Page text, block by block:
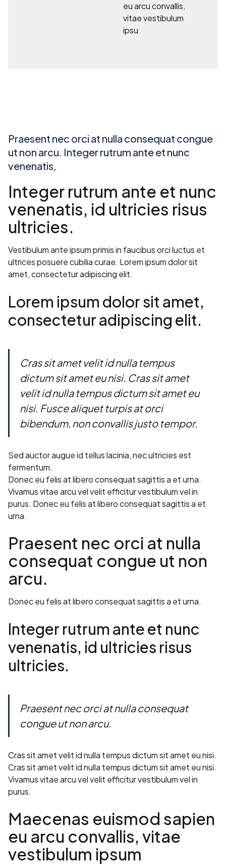
eu arcu convallis,
vitae vestibulum
ipsu
Praesent nec orci at nulla consequat congue
ut non arcu. Integer rutrum ante et nunc
venenatis,
Integer rutrum ante et nunc
venenatis, id ultricies risus
ultricies.
Vestibulum ante ipsum primis in faucibus orci luctus et
ultrices posuere cubilia curae. Lorem ipsum dolor sit
amet, consectetur adipiscing elit.
Lorem ipsum dolor sit amet,
consectetur adipiscing elit.
Cras sit amet velit id nulla tempus
dictum sit amet eu nisi. Cras sit amet
velit id nulla tempus dictum sit amet eu
nisi. Fusce aliquet turpis at orci
bibendum, non convallis justo tempor.
Sed auctor augue id tellus lacinia, nec ultricies est
fermentum.
Donec eu felis at libero consequat sagittis a et urna.
Vivamus vitae arcu vel velit efficitur vestibulum vel in
purus. Donec eu felis at libero consequat sagittis a et
urna.
Praesent nec orci at nulla
consequat congue ut non
arcu.
Donec eu felis at libero consequat sagittis a et urna.
Integer rutrum ante et nunc
venenatis, id ultricies risus
ultricies.
Praesent nec orci at nulla consequat
congue ut non arcu.
Cras sit amet velit id nulla tempus dictum sit amet eu nisi.
Cras sit amet velit id nulla tempus dictum sit amet eu nisi.
Vivamus vitae arcu vel velit efficitur vestibulum vel in
purus.
Maecenas euismod sapien
eu arcu convallis, vitae
vestibulum ipsum